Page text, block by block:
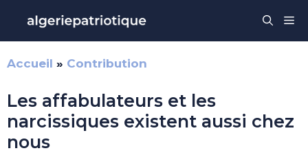
contenu
Accueil » Contribution
Les affabulateurs et les
narcissiques existent aussi chez
nous